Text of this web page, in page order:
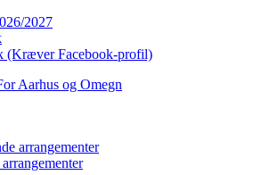
2027
(Kræver Facebook-profil)
arrangementer